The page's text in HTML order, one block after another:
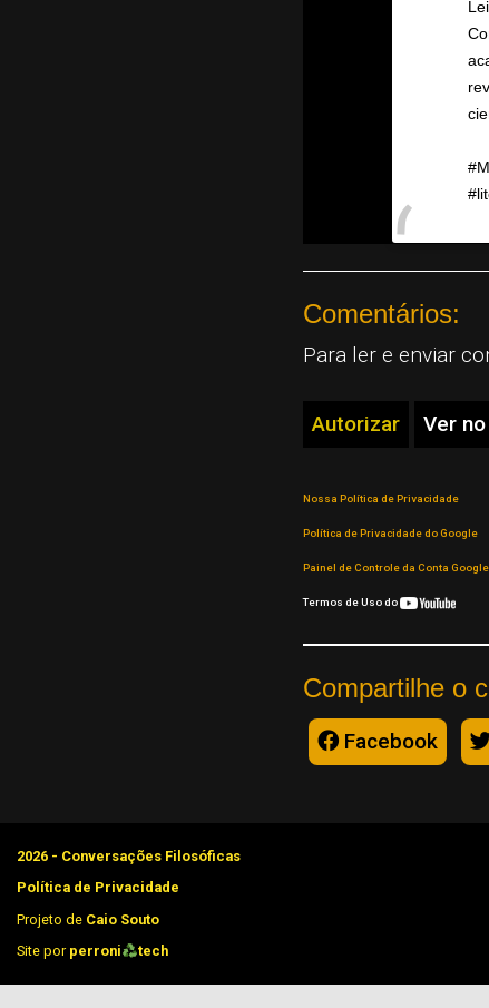
Comentários:
Para ler e enviar
Autorizar Ver no
Nossa Política de Privacidade
Política de Privacidade do Google
Painel de Controle da Conta Google
Termos de Uso do
Compartilhe o
Facebook
2026 - Conversações Filosóficas
Política de Privacidade
Projeto de Caio Souto
Site por perroni tech